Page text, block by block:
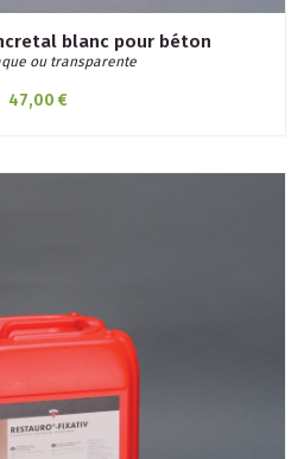
blanc pour béton
ou transparente
47,00 €